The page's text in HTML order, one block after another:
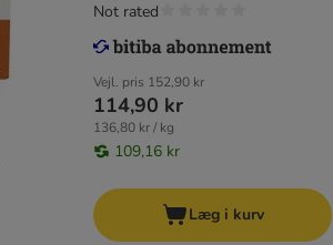
Vejl. pris 152,90 kr
114,90 kr
136,80 kr / kg
109,16 kr
Not rated
Læg i kurv